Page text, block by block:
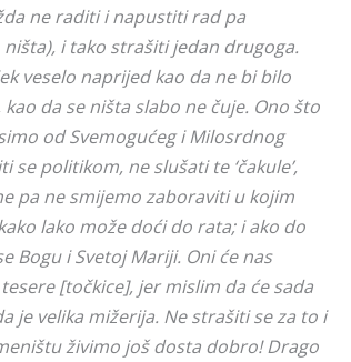
ne raditi i napustiti rad pa
i tako strašiti jedan drugoga.
veselo naprijed kao da ne bi bilo
da se ništa slabo ne čuje. Ono što
od Svemogućeg i Milosrdnog
politikom, ne slušati te ‘čakule’,
pa ne smijemo zaboraviti u kojim
lako može doći do rata; i ako do
Bogu i Svetoj Mariji. Oni će nas
[točkice], jer mislim da će sada
je velika mižerija. Ne strašiti se za to i
živimo još dosta dobro! Drago